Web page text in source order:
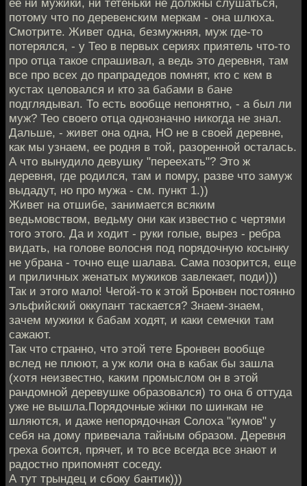
потому что по деревенским меркам - она шлюха.
Смотрите. Живет одна, безмужняя, муж где-то
потерялся, - у Тео в первых сериях приятель что-то
про отца такое спрашивал, а ведь это деревня, там
все про всех до прапрадедов помнят, кто с кем в
кустах целовался и кто за бабами в бане
подглядывал. То есть вообще непонятно, - а был ли
муж? Тео своего отца однозначно никогда не знал.
Дальше, - живет она одна, НО не в своей деревне,
как мы узнаем, ее родня в той, разоренной осталась.
А что вынудило девушку "переехать"? Это ж
деревня, где родился, там и помру, разве что замуж
выдадут, но про мужа - см. пункт 1.))
Живет на отшибе, занимается всяким
ведьмовством, ведьму они как известно с чертями
того этого. Да и ходит - руки голые, вырез - ребра
видать, на голове волосня под порядочную косынку
не убрана - точно еще шалава. Сама позорится, еще
и приличных женатых мужиков завлекает, поди)))
Так и этого мало! Чегой-то к этой Бронвен постоянно
эльфийский оккупант таскается? Знаем-знаем,
зачем мужики к бабам ходят, и каки семечки там
сажают.
Так что странно, что этой тете Бронвен вообще
вслед не плюют, а уж коли она в кабак бы зашла
(хотя неизвестно, каким промыслом он в этой
рандомной деревушке образовался) то она б оттуда
уже не вышла.Порядочные жiнки по шинкам не
шляются, и даже непорядочная Солоха "кумов" у
себя на дому привечала тайным образом. Деревня
греха боится, прячет, и то все всегда все знают и
радостно припомнят соседу.
А тут трындец и сбоку бантик)))